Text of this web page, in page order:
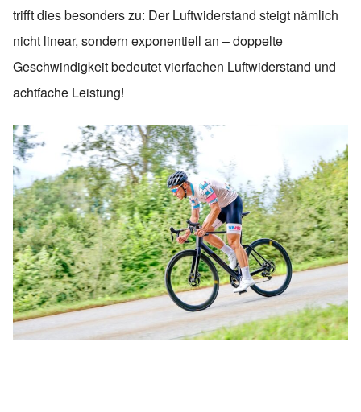
trifft dies besonders zu: Der Luftwiderstand steigt nämlich
nicht linear, sondern exponentiell an – doppelte
Geschwindigkeit bedeutet vierfachen Luftwiderstand und
achtfache Leistung!